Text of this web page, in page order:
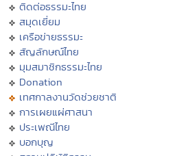
ติดต่อธรรมะไทย
สมุดเยี่ยม
เครือข่ายธรรมะ
สัญลักษณ์ไทย
มุมสมาชิกธรรมะไทย
Donation
เทศกาลงานวัดช่วยชาติ
การเผยแผ่ศาสนา
ประเพณีไทย
บอกบุญ